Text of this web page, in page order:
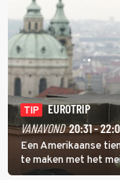
TIP
EUROTRIP
VANAVOND 20:31 -
Een Amerikaanse
te maken met het